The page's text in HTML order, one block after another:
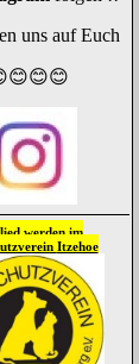
uns auf Euch
werden im
Itzehoe